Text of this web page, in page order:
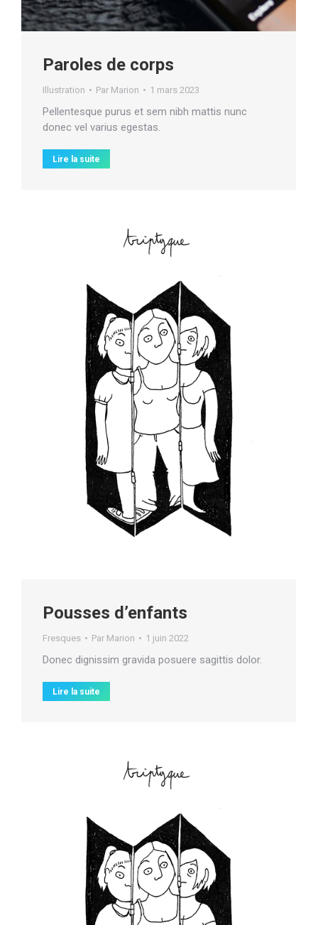
Paroles de corps
Illustration Par Marion 1 mars 2023
Pellentesque purus et sem nibh mattis nunc
donec vel varius egestas.
Lire la suite
Pousses d’enfants
Fresques Par Marion 1 juin 2022
Donec dignissim gravida posuere sagittis dolor.
Lire la suite